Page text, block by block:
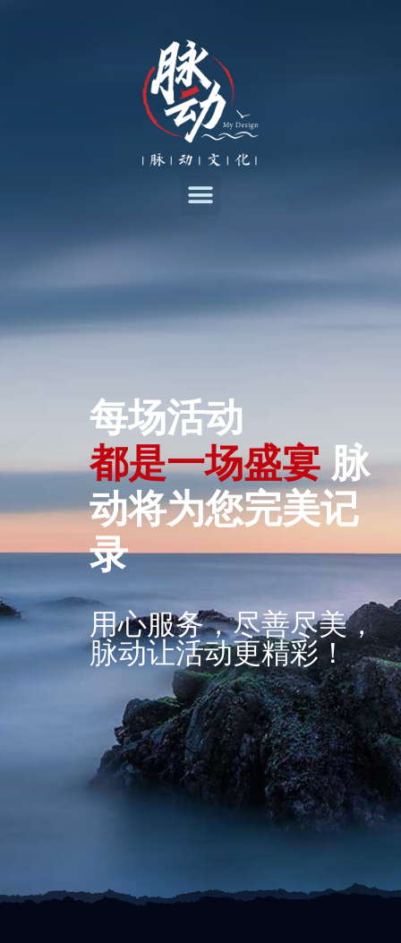
每场活动
都是一场盛宴 脉
动将为您完美记
录
用心服务，尽善尽美，
脉动让活动更精彩！